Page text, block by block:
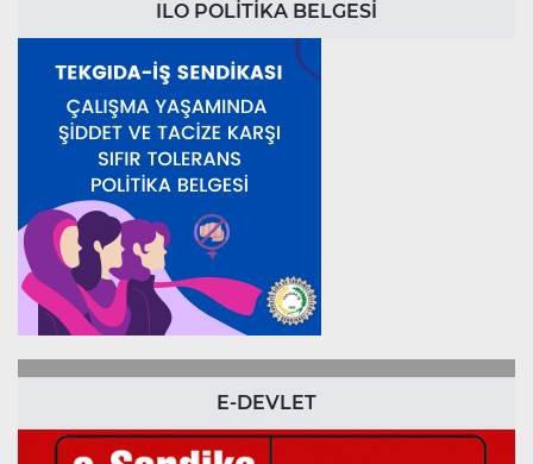
ILO POLİTİKA BELGESİ
E-DEVLET